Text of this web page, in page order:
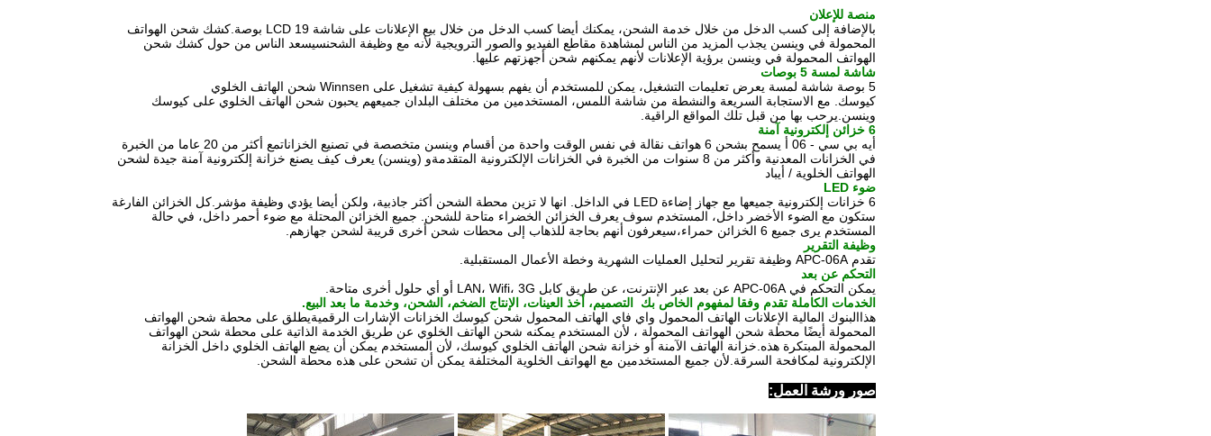
منصة للإعلان
بالإضافة إلى كسب الدخل من خلال خدمة الشحن، يمكنك أيضا كسب الدخل من خلال بيع الإعلانات على شاشة LCD 19 بوصة.كشك شحن الهواتف
المحمولة في وينسن يجذب المزيد من الناس لمشاهدة مقاطع الفيديو والصور الترويجية لأنه مع وظيفة الشحنسيسعد الناس من حول كشك شحن
الهواتف المحمولة في وينسن برؤية الإعلانات لأنهم يمكنهم شحن أجهزتهم عليها.
شاشة لمسة 5 بوصات
5 بوصة شاشة لمسة يعرض تعليمات التشغيل، يمكن للمستخدم أن يفهم بسهولة كيفية تشغيل على Winnsen شحن الهاتف الخلوي
كيوسك. مع الاستجابة السريعة والنشطة من شاشة اللمس، المستخدمين من مختلف البلدان جميعهم يحبون شحن الهاتف الخلوي على كيوسك
وينسن.يرحب بها من قبل تلك المواقع الراقية.
6 خزائن إلكترونية آمنة
أيه بي سي - 06 أ يسمح بشحن 6 هواتف نقالة في نفس الوقت واحدة من أقسام وينسن متخصصة في تصنيع الخزاناتمع أكثر من 20 عاما من الخبرة
في الخزانات المعدنية وأكثر من 8 سنوات من الخبرة في الخزانات الإلكترونية المتقدمةو (وينسن) يعرف كيف يصنع خزانة إلكترونية آمنة جيدة لشحن
الهواتف الخلوية / أيباد
ضوء LED
6 خزانات إلكترونية جميعها مع جهاز إضاءة LED في الداخل. انها لا تزين محطة الشحن أكثر جاذبية، ولكن أيضا يؤدي وظيفة مؤشر.كل الخزائن الفارغة
ستكون مع الضوء الأخضر داخل، المستخدم سوف يعرف الخزائن الخضراء متاحة للشحن. جميع الخزائن المحتلة مع ضوء أحمر داخل، في حالة
المستخدم يرى جميع 6 الخزائن حمراء،سيعرفون أنهم بحاجة للذهاب إلى محطات شحن أخرى قريبة لشحن جهازهم.
وظيفة التقرير
تقدم APC-06A وظيفة تقرير لتحليل العمليات الشهرية وخطة الأعمال المستقبلية.
التحكم عن بعد
يمكن التحكم في APC-06A عن بعد عبر الإنترنت، عن طريق كابل LAN، Wifi، 3G أو أي حلول أخرى متاحة.
الخدمات الكاملة تقدم وفقا لمفهوم الخاص بك ‬ التصميم، أخذ العينات، الإنتاج الضخم، الشحن، وخدمة ما بعد البيع.
هذاالبنوك المالية الإعلانات الهاتف المحمول واي فاي الهاتف المحمول شحن كيوسك الخزانات الإشارات الرقميةيطلق على محطة شحن الهواتف
المحمولة أيضًا محطة شحن الهواتف المحمولة ، لأن المستخدم يمكنه شحن الهاتف الخلوي عن طريق الخدمة الذاتية على محطة شحن الهواتف
المحمولة المبتكرة هذه.خزانة الهاتف الآمنة أو خزانة شحن الهاتف الخلوي كيوسك، لأن المستخدم يمكن أن يضع الهاتف الخلوي داخل الخزانة
الإلكترونية لمكافحة السرقة.لأن جميع المستخدمين مع الهواتف الخلوية المختلفة يمكن أن تشحن على هذه محطة الشحن.
صور ورشة العمل: